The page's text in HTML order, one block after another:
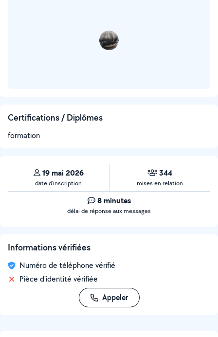
Certifications / Diplômes
formation
19 mai 2026
date d’inscription
344
mises en relation
8 minutes
délai de réponse aux messages
Informations vérifiées
Numéro de téléphone vérifié
Pièce d'identité vérifiée
Appeler